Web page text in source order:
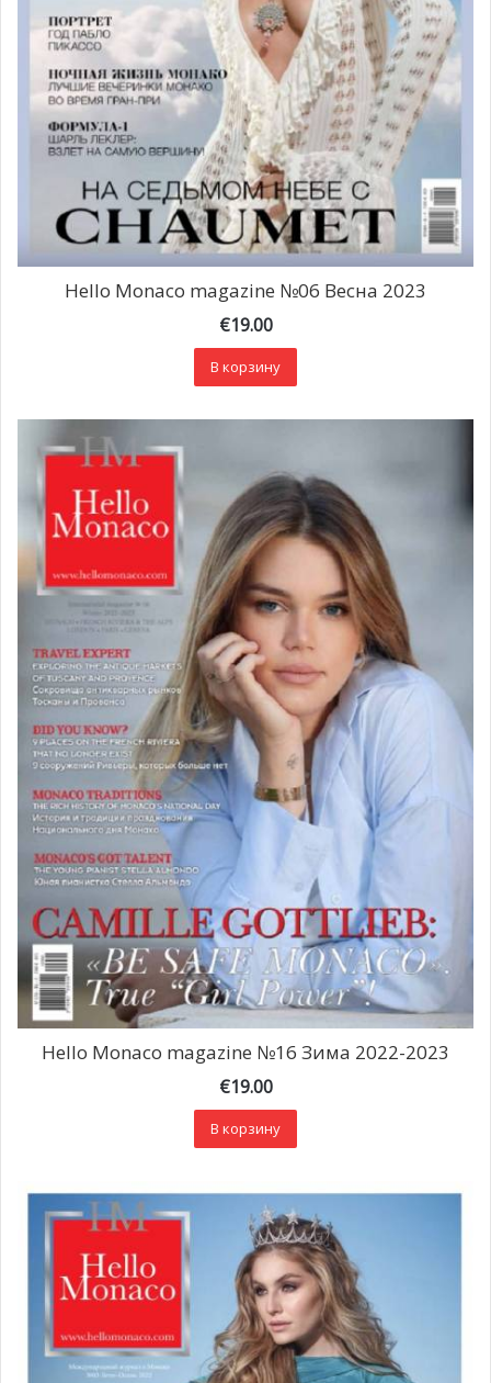
Hello Monaco magazine №06 Весна 2023
€19.00
В корзину
Hello Monaco magazine №16 Зима 2022-2023
€19.00
В корзину